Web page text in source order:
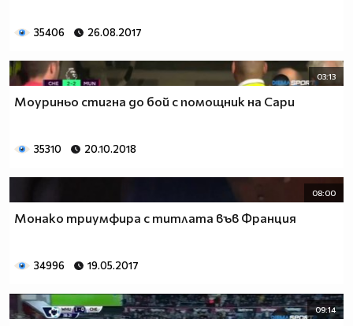
35406 26.08.2017
03:13
Моуриньо стигна до бой с помощник на Сари
35310 20.10.2018
08:00
Монако триумфира с титлата във Франция
34996 19.05.2017
09:14